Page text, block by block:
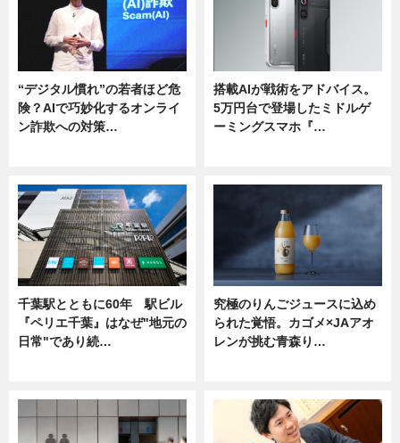
“デジタル慣れ”の若者ほど危
険？AIで巧妙化するオンライ
ン詐欺への対策…
搭載AIが戦術をアドバイス。
5万円台で登場したミドルゲ
ーミングスマホ『…
千葉駅とともに60年 駅ビル
『ペリエ千葉』はなぜ"地元の
日常"であり続…
究極のりんごジュースに込め
られた覚悟。カゴメ×JAアオ
レンが挑む青森り…